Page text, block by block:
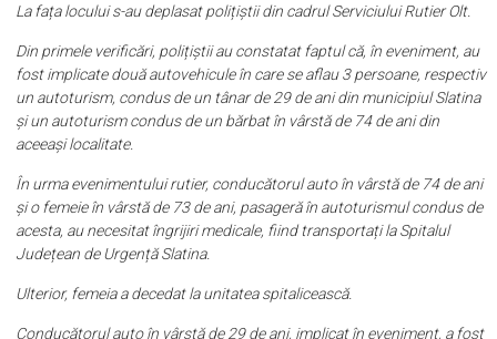
La fața locului s-au deplasat polițiștii din cadrul Serviciului Rutier Olt.
Din primele verificări, polițiștii au constatat faptul că, în eveniment, au
fost implicate două autovehicule în care se aflau 3 persoane, respectiv
un autoturism, condus de un tânar de 29 de ani din municipiul Slatina
și un autoturism condus de un bărbat în vârstă de 74 de ani din
aceeași localitate.
În urma evenimentului rutier, conducătorul auto în vârstă de 74 de ani
și o femeie în vârstă de 73 de ani, pasageră în autoturismul condus de
acesta, au necesitat îngrijiri medicale, fiind transportați la Spitalul
Județean de Urgență Slatina.
Ulterior, femeia a decedat la unitatea spitalicească.
Conducătorul auto în vârstă de 29 de ani, implicat în eveniment, a fost